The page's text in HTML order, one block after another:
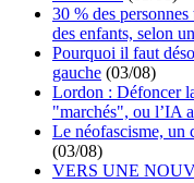
30 % des
des enfants, selon
Pourquoi il faut
gauche (03/08)
Lordon : Défoncer
"marchés", ou l’IA
Le néofascisme, un
(03/08)
VERS UNE